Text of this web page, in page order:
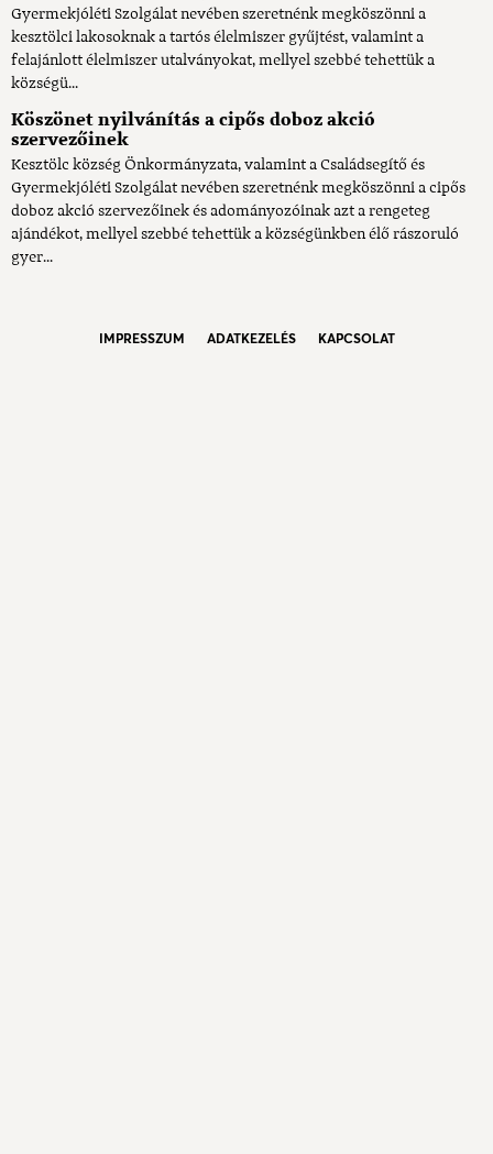
Gyermekjóléti Szolgálat nevében szeretnénk megköszönni a
kesztölci lakosoknak a tartós élelmiszer gyűjtést, valamint a
felajánlott élelmiszer utalványokat, mellyel szebbé tehettük a
községü...
Köszönet nyilvánítás a cipős doboz akció
szervezőinek
Kesztölc község Önkormányzata, valamint a Családsegítő és
Gyermekjóléti Szolgálat nevében szeretnénk megköszönni a cipős
doboz akció szervezőinek és adományozóinak azt a rengeteg
ajándékot, mellyel szebbé tehettük a községünkben élő rászoruló
gyer...
IMPRESSZUM ADATKEZELÉS KAPCSOLAT